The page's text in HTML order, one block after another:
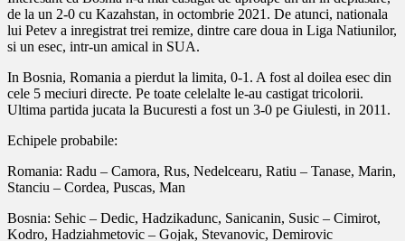
de la un 2-0 cu Kazahstan, in octombrie 2021. De atunci, nationala
lui Petev a inregistrat trei remize, dintre care doua in Liga Natiunilor,
si un esec, intr-un amical in SUA.
In Bosnia, Romania a pierdut la limita, 0-1. A fost al doilea esec din
cele 5 meciuri directe. Pe toate celelalte le-au castigat tricolorii.
Ultima partida jucata la Bucuresti a fost un 3-0 pe Giulesti, in 2011.
Echipele probabile:
Romania: Radu – Camora, Rus, Nedelcearu, Ratiu – Tanase, Marin,
Stanciu – Cordea, Puscas, Man
Bosnia: Sehic – Dedic, Hadzikadunc, Sanicanin, Susic – Cimirot,
Kodro, Hadziahmetovic – Gojak, Stevanovic, Demirovic